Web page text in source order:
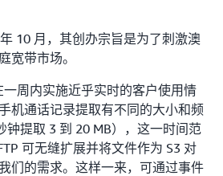
10 月，其创办宗旨是为了刺激澳
宽带市场。
周内实施近乎实时的客户使用情
机通话记录提取有不同的大小和频
钟提取 3 到 20 MB），这一时间范
可无缝扩展并将文件作为 S3 对
们的需求。这样一来，可通过事件